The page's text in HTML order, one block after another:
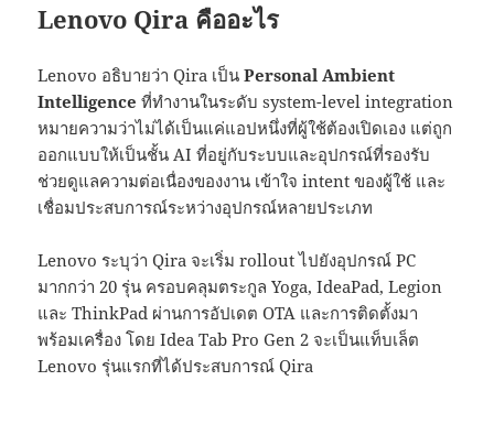
Lenovo Qira คืออะไร
Lenovo อธิบายว่า Qira เป็นPersonal Ambient
Intelligence ที่ทำงานในระดับ system-level integration
หมายความว่าไม่ได้เป็นแค่แอปหนึ่งที่ผู้ใช้ต้องเปิดเอง แต่ถูก
ออกแบบให้เป็นชั้น AI ที่อยู่กับระบบและอุปกรณ์ที่รองรับ
ช่วยดูแลความต่อเนื่องของงาน เข้าใจ intent ของผู้ใช้ และ
เชื่อมประสบการณ์ระหว่างอุปกรณ์หลายประเภท
Lenovo ระบุว่า Qira จะเริ่ม rollout ไปยังอุปกรณ์ PC
มากกว่า 20 รุ่น ครอบคลุมตระกูล Yoga, IdeaPad, Legion
และ ThinkPad ผ่านการอัปเดต OTA และการติดตั้งมา
พร้อมเครื่อง โดย Idea Tab Pro Gen 2 จะเป็นแท็บเล็ต
Lenovo รุ่นแรกที่ได้ประสบการณ์ Qira